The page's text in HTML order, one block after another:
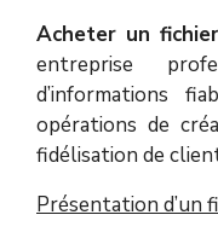
Acheter un
entreprise
d’informations
opérations de
fidélisation de
Présentation d’un